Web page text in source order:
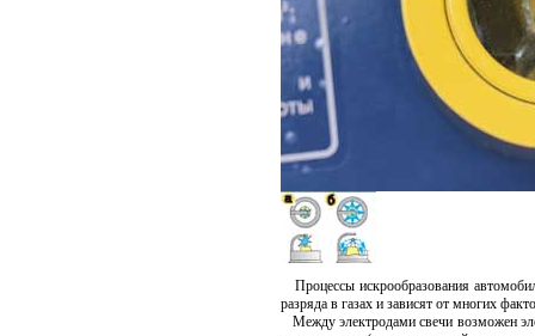
Процессы искрообразования
разряда в газах и зависят от многих
Между электродами свечи возможен